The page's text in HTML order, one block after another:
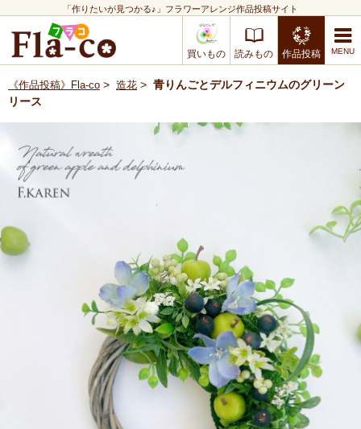
「作りたいが見つかる♪」フラワーアレンジ作品投稿サイト
買いもの 読みもの 作品投稿
《作品投稿》Fla-co > 造花 > 青りんごとデルフィニウムのグリーン
リース